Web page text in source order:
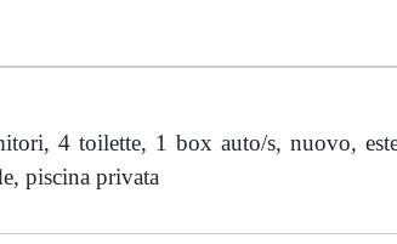
4 toilette, 1 box auto/s, nuovo,
piscina privata